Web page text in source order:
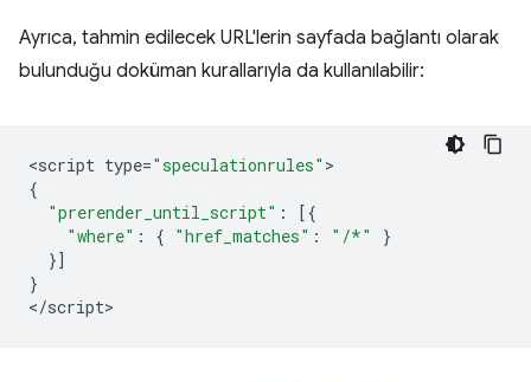
Ayrıca, tahmin edilecek URL'lerin sayfada bağlantı olarak
bulunduğu doküman kurallarıyla da kullanılabilir:
<script type="speculationrules"
{
"prerender_until_script" :
[{
"where" : { "href_matches" : "/*"
}
}]
}
</script